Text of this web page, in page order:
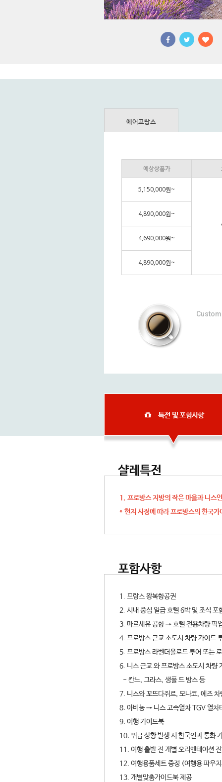
에어프랑스
예상상품가
5,150,000원~
4,890,000원~
4,690,000원~
4,890,000원~
특전 및 포함사항
샬레특전
1. 프로방스 지방의 작은 마을과 니스
* 현지 사정에 따라 프로방스의 한국
포함사항
1. 프랑스 왕복항공권
2. 시내 중심 일급 호텔 6박 및 조식 포
3. 마르세유 공항 → 호텔 전용차량 픽
4. 프로방스 근교 소도시 차량 가이드
5. 프로방스 라벤더올로드 투어 또는
6. 니스 근교 와 프로방스 소도시 차량
- 칸느, 그라스, 생폴 드 방스 등
7. 니스와 꼬뜨다쥐르, 모나코, 에즈
8. 아비뇽 → 니스 고속열차 TGV 열차
9. 여행 가이드북
10. 위급 상황 발생 시 한국인과 통화
11. 여행 출발 전 개별 오리엔테이션
12. 여행용품세트 증정 (여행용 파우
13. 개별맞춤가이드북 제공